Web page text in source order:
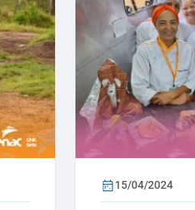
15/04/2024